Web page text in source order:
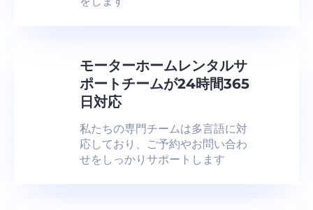
モーターホームレンタルサ
ポートチームが24時間365
日対応
私たちの専門チームは多言語に対
応しており、ご予約やお問い合わ
せをしっかりサポートします